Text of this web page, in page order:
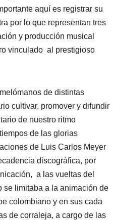
aquí es registrar su
por lo que representan tres
y producción musical
vinculado al prestigioso
de distintas
cultivar, promover y difundir
de nuestro ritmo
de las glorias
de Luis Carlos Meyer
discográfica, por
a las vueltas del
se limitaba a la animación de
colombiano y en sus cada
de corraleja, a cargo de las